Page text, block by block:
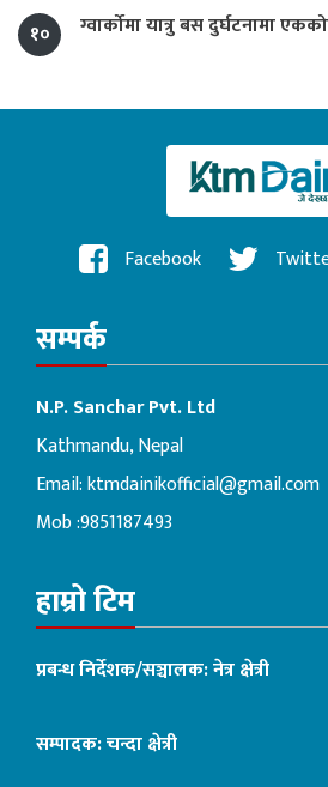
१० ग्वार्कोमा यात्रु बस दुर्घटनामा
Facebook
सम्पर्क
N.P. Sanchar Pvt. Ltd
Kathmandu, Nepal
Email:ktmdainikofficial@gmail.com
Mob :9851187493
हाम्रो टिम
प्रबन्ध निर्देशक/सञ्चालक: नेत्र क्षेत्री
सम्पादक: चन्दा क्षेत्री